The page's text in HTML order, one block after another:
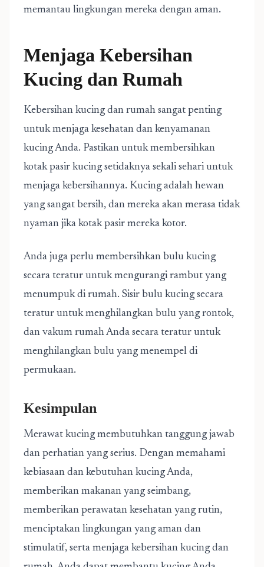
memantau lingkungan mereka dengan aman.
Menjaga Kebersihan
Kucing dan Rumah
Kebersihan kucing dan rumah sangat penting
untuk menjaga kesehatan dan kenyamanan
kucing Anda. Pastikan untuk membersihkan
kotak pasir kucing setidaknya sekali sehari untuk
menjaga kebersihannya. Kucing adalah hewan
yang sangat bersih, dan mereka akan merasa tidak
nyaman jika kotak pasir mereka kotor.
Anda juga perlu membersihkan bulu kucing
secara teratur untuk mengurangi rambut yang
menumpuk di rumah. Sisir bulu kucing secara
teratur untuk menghilangkan bulu yang rontok,
dan vakum rumah Anda secara teratur untuk
menghilangkan bulu yang menempel di
permukaan.
Kesimpulan
Merawat kucing membutuhkan tanggung jawab
dan perhatian yang serius. Dengan memahami
kebiasaan dan kebutuhan kucing Anda,
memberikan makanan yang seimbang,
memberikan perawatan kesehatan yang rutin,
menciptakan lingkungan yang aman dan
stimulatif, serta menjaga kebersihan kucing dan